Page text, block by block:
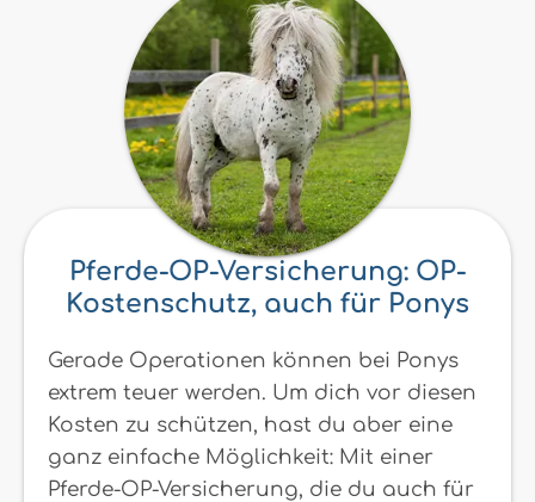
Pferde-OP-Versicherung: OP-
Kostenschutz, auch für Ponys
Gerade Operationen können bei Ponys
extrem teuer werden. Um dich vor diesen
Kosten zu schützen, hast du aber eine
ganz einfache Möglichkeit: Mit einer
Pferde-OP-Versicherung, die du auch für